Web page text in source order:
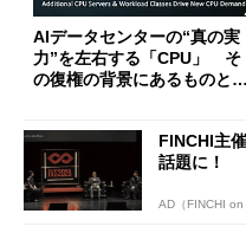
AIデータセンターの“真の実
力”を左右する「CPU」 そ
の復権の背景にあるものと
FINCHI主
話題に！
AD（FINCHI on